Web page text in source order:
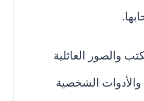
والصور العائلية
والأدوات الشخصية